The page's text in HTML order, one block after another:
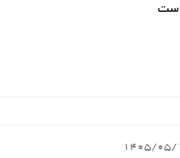
1405/05/